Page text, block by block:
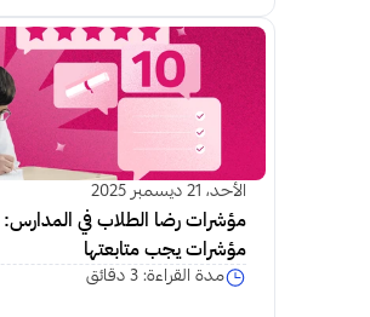
الأحد، 21 ديسمبر 2025
مؤشرات يجب متابعتها
مدة القراءة: 3 دقائق